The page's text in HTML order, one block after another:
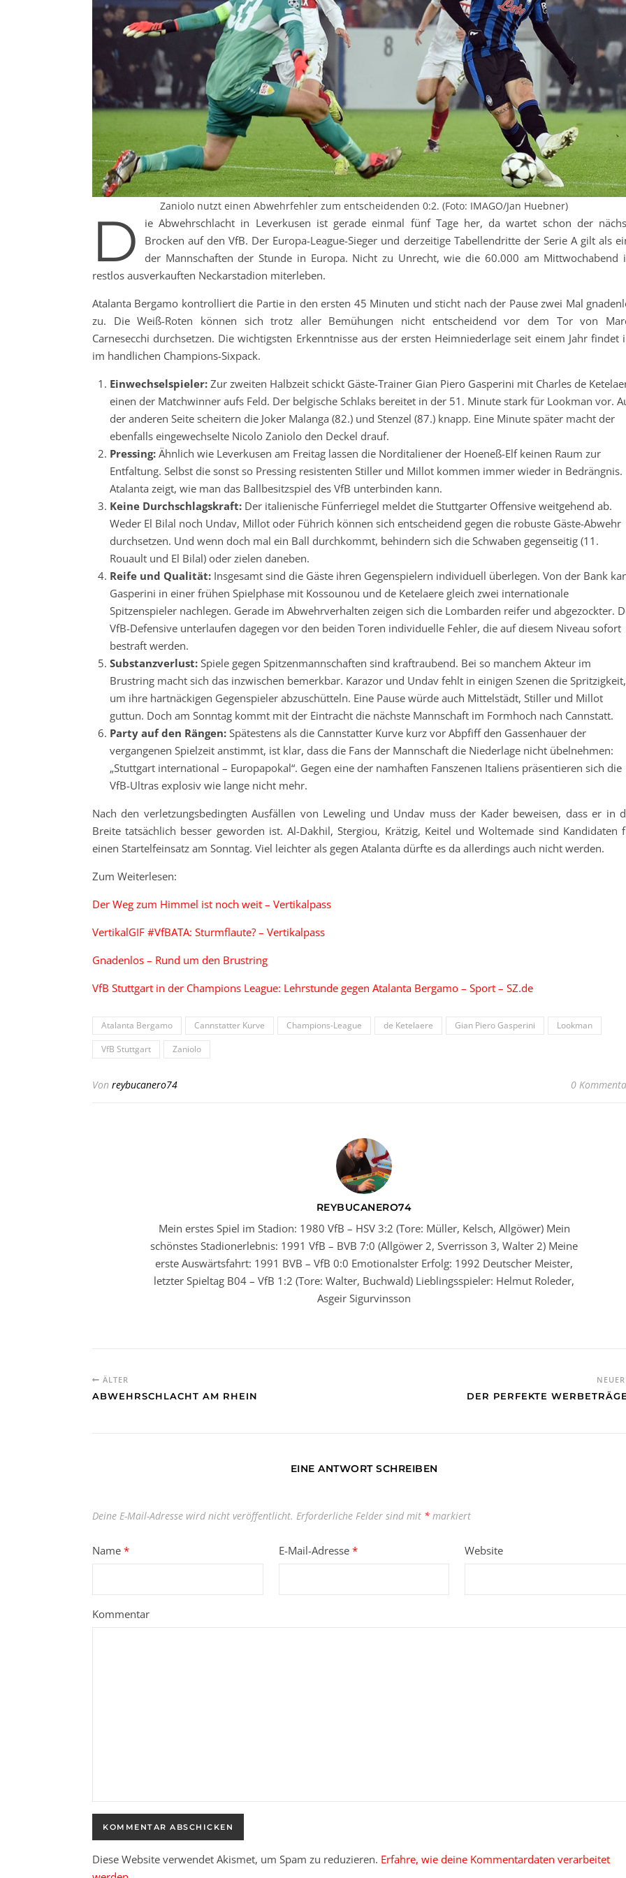
Zaniolo nutzt einen Abwehrfehler zum entscheidenden 0:2. (Foto: IMAGO/Jan Huebner)
D
ie Abwehrschlacht in Leverkusen ist gerade einmal fünf Tage her, da wartet schon der
Brocken auf den VfB. Der Europa-League-Sieger und derzeitige Tabellendritte der Serie A gilt als
der Mannschaften der Stunde in Europa. Nicht zu Unrecht, wie die 60.000 am Mittwochabend
restlos ausverkauften Neckarstadion miterleben.
Atalanta Bergamo kontrolliert die Partie in den ersten 45 Minuten und sticht nach der Pause zwei Mal
zu. Die Weiß-Roten können sich trotz aller Bemühungen nicht entscheidend vor dem Tor von
Carnesecchi durchsetzen. Die wichtigsten Erkenntnisse aus der ersten Heimniederlage seit einem Jahr findet
im handlichen Champions-Sixpack.
Einwechselspieler: Zur zweiten Halbzeit schickt Gäste-Trainer Gian Piero Gasperini mit Charles de
einen der Matchwinner aufs Feld. Der belgische Schlaks bereitet in der 51. Minute stark für Lookman vor.
der anderen Seite scheitern die Joker Malanga (82.) und Stenzel (87.) knapp. Eine Minute später macht der
ebenfalls eingewechselte Nicolo Zaniolo den Deckel drauf.
Pressing: Ähnlich wie Leverkusen am Freitag lassen die Norditaliener der Hoeneß-Elf keinen Raum zur
Entfaltung. Selbst die sonst so Pressing resistenten Stiller und Millot kommen immer wieder in Bedrängnis.
Atalanta zeigt, wie man das Ballbesitzspiel des VfB unterbinden kann.
Keine Durchschlagskraft: Der italienische Fünferriegel meldet die Stuttgarter Offensive weitgehend ab.
Weder El Bilal noch Undav, Millot oder Führich können sich entscheidend gegen die robuste Gäste-Abwehr
durchsetzen. Und wenn doch mal ein Ball durchkommt, behindern sich die Schwaben gegenseitig (11.
Rouault und El Bilal) oder zielen daneben.
Reife und Qualität: Insgesamt sind die Gäste ihren Gegenspielern individuell überlegen. Von der Bank
Gasperini in einer frühen Spielphase mit Kossounou und de Ketelaere gleich zwei internationale
Spitzenspieler nachlegen. Gerade im Abwehrverhalten zeigen sich die Lombarden reifer und abgezockter.
VfB-Defensive unterlaufen dagegen vor den beiden Toren individuelle Fehler, die auf diesem Niveau sofort
bestraft werden.
Substanzverlust: Spiele gegen Spitzenmannschaften sind kraftraubend. Bei so manchem Akteur im
Brustring macht sich das inzwischen bemerkbar. Karazor und Undav fehlt in einigen Szenen die Spritzigkeit,
um ihre hartnäckigen Gegenspieler abzuschütteln. Eine Pause würde auch Mittelstädt, Stiller und Millot
guttun. Doch am Sonntag kommt mit der Eintracht die nächste Mannschaft im Formhoch nach Cannstatt.
Party auf den Rängen: Spätestens als die Cannstatter Kurve kurz vor Abpfiff den Gassenhauer der
vergangenen Spielzeit anstimmt, ist klar, dass die Fans der Mannschaft die Niederlage nicht übelnehmen:
„Stuttgart international – Europapokal“. Gegen eine der namhaften Fanszenen Italiens präsentieren sich die
VfB-Ultras explosiv wie lange nicht mehr.
Nach den verletzungsbedingten Ausfällen von Leweling und Undav muss der Kader beweisen, dass er in
Breite tatsächlich besser geworden ist. Al-Dakhil, Stergiou, Krätzig, Keitel und Woltemade sind Kandidaten
einen Startelfeinsatz am Sonntag. Viel leichter als gegen Atalanta dürfte es da allerdings auch nicht werden.
Zum Weiterlesen:
Der Weg zum Himmel ist noch weit – Vertikalpass
VertikalGIF #VfBATA: Sturmflaute? – Vertikalpass
Gnadenlos – Rund um den Brustring
VfB Stuttgart in der Champions League: Lehrstunde gegen Atalanta Bergamo – Sport – SZ.de
Atalanta Bergamo Cannstatter Kurve Champions-League de Ketelaere Gian Piero Gasperini
Lookman
VfB Stuttgart
Zaniolo
Von reybucanero74 0
REYBUCANERO74
Mein erstes Spiel im Stadion: 1980 VfB – HSV 3:2 (Tore: Müller, Kelsch, Allgöwer) Mein
schönstes Stadionerlebnis: 1991 VfB – BVB 7:0 (Allgöwer 2, Sverrisson 3, Walter 2) Meine
erste Auswärtsfahrt: 1991 BVB – VfB 0:0 Emotionalster Erfolg: 1992 Deutscher Meister,
letzter Spieltag B04 – VfB 1:2 (Tore: Walter, Buchwald) Lieblingsspieler: Helmut Roleder,
Asgeir Sigurvinsson
ÄLTER
ABWEHRSCHLACHT AM RHEIN DER PERFEKTE
EINE ANTWORT SCHREIBEN
Deine E-Mail-Adresse wird nicht veröffentlicht. Erforderliche Felder sind mit * markiert
Name * E-Mail-Adresse * Website
Kommentar
Diese Website verwendet Akismet, um Spam zu reduzieren. Erfahre, wie deine Kommentardaten verarbeitet